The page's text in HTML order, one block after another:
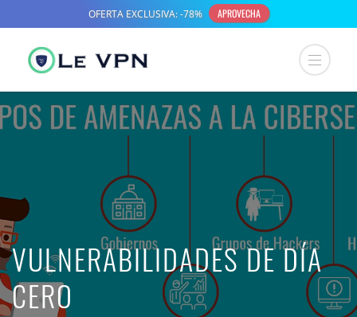
VULNERABILIDADES DE DÍA
CERO